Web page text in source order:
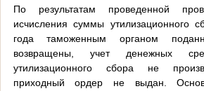
По результатам проведенной
исчисления суммы утилизационного
года таможенным органом
возвращены, учет денежных
утилизационного сбора не
приходный ордер не выдан.